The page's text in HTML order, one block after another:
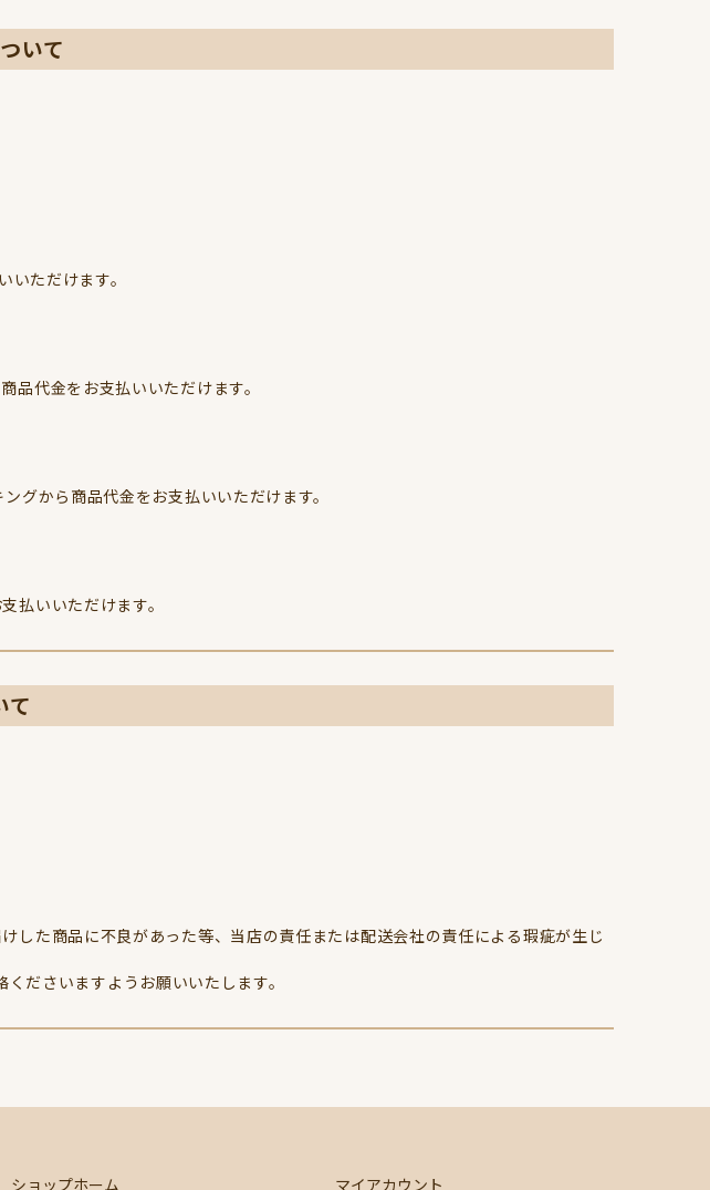
いて
ただけます。
品代金をお支払いいただけます。
グから商品代金をお支払いいただけます。
払いいただけます。
て
した商品に不良があった等、当店の責任または配送会社の責任による瑕疵が生じ
くださいますようお願いいたします。
ショップホーム マイアカウント